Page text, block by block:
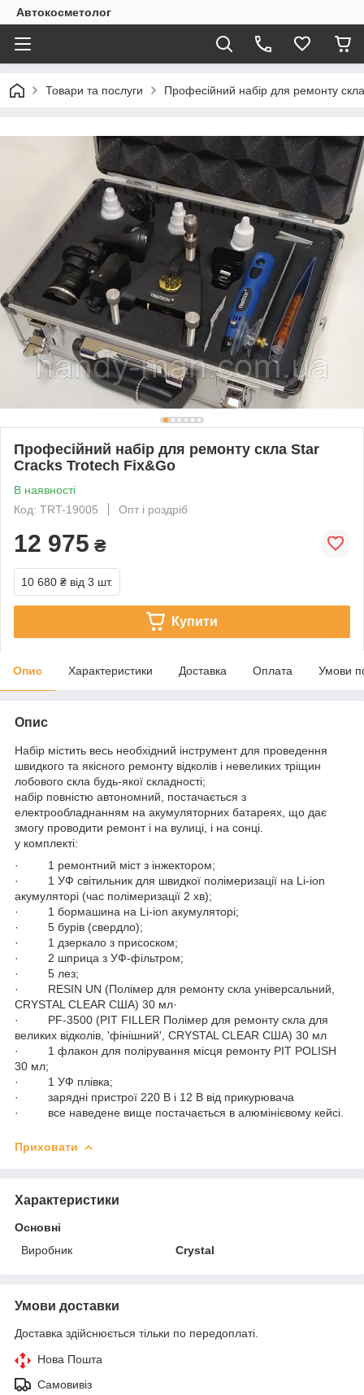
Автокосметолог
Товари та послуги Професійний набір для ремонту
Професійний набір для ремонту скла Star
Cracks Trotech Fix&Go
В наявності
Код: TRT-19005
Опт і роздріб
12 975 ₴
10 680 ₴ від 3 шт.
Купити
Опис Характеристики Доставка Оплата Умови
Опис
Набір містить весь необхідний інструмент для проведення
швидкого та якісного ремонту відколів і невеликих тріщин
лобового скла будь-якої складності;
набір повністю автономний, постачається з
електрообладнанням на акумуляторних батареях, що дає
змогу проводити ремонт і на вулиці, і на сонці.
у комплекті:
· 1 ремонтний міст з інжектором;
· 1 УФ світильник для швидкої полімеризації на Li-ion
акумуляторі (час полімеризації 2 хв);
· 1 бормашина на Li-ion акумуляторі;
· 5 бурів (свердло);
· 1 дзеркало з присоском;
· 2 шприца з УФ-фільтром;
· 5 лез;
· RESIN UN (Полімер для ремонту скла універсальний,
CRYSTAL CLEAR США) 30 мл·
· PF-3500 (PIT FILLER Полімер для ремонту скла для
великих відколів, 'фінішний', CRYSTAL CLEAR США) 30 мл
· 1 флакон для полірування місця ремонту PIT POLISH
30 мл;
· 1 УФ плівка;
· зарядні пристрої 220 В і 12 В від прикурювача
· все наведене вище постачається в алюмінієвому кейсі.
Приховати
Характеристики
Основні
Виробник
Crystal
Умови доставки
Доставка здійснюється тільки по передоплаті.
Нова Пошта
Самовивіз